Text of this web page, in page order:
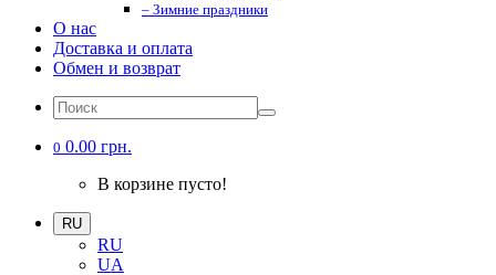
– Зимние праздники
О нас
Доставка и оплата
Обмен и возврат
0 0.00 грн.
В корзине пусто!
RU
RU
UA